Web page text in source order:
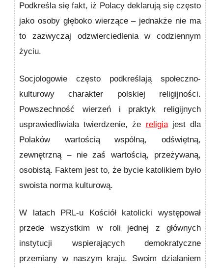
Podkreśla się fakt, iż Polacy deklarują się często
jako osoby głęboko wierzące – jednakże nie ma
to zazwyczaj odzwierciedlenia w codziennym
życiu.
Socjologowie często podkreślają społeczno-
kulturowy charakter polskiej religijności.
Powszechność wierzeń i praktyk religijnych
usprawiedliwiała twierdzenie, że religiajest dla
Polaków wartością wspólną, odświętną,
zewnętrzną – nie zaś wartością, przeżywaną,
osobistą. Faktem jest to, że bycie katolikiem było
swoista norma kulturową.
W latach PRL-u Kościół katolicki występował
przede wszystkim w roli jednej z głównych
instytucji wspierających demokratyczne
przemiany w naszym kraju. Swoim działaniem